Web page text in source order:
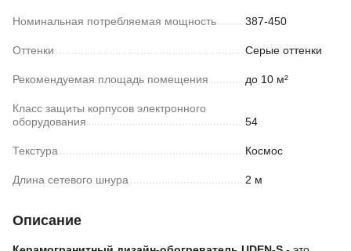
Номинальная потребляемая мощность 387-450
Оттенки Серые оттенки
Рекомендуемая площадь помещения до 10 м²
Класс защиты корпусов электронного
оборудования
54
Текстура Космос
Длина сетевого шнура 2 м
Описание